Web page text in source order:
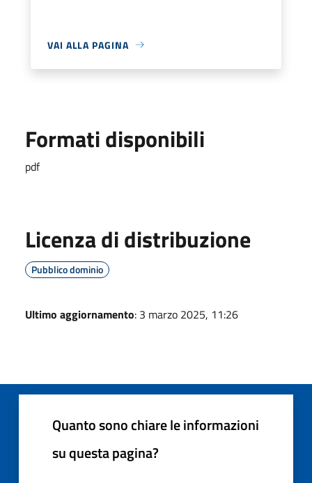
VAI ALLA PAGINA
Formati disponibili
pdf
Licenza di distribuzione
Pubblico dominio
Ultimo aggiornamento: 3 marzo 2025, 11:26
Quanto sono chiare le informazioni
su questa pagina?